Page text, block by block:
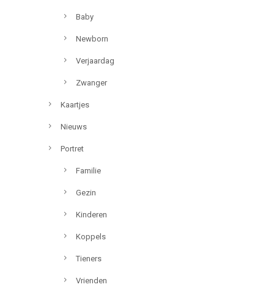
Baby
Newborn
Verjaardag
Zwanger
Kaartjes
Nieuws
Portret
Familie
Gezin
Kinderen
Koppels
Tieners
Vrienden